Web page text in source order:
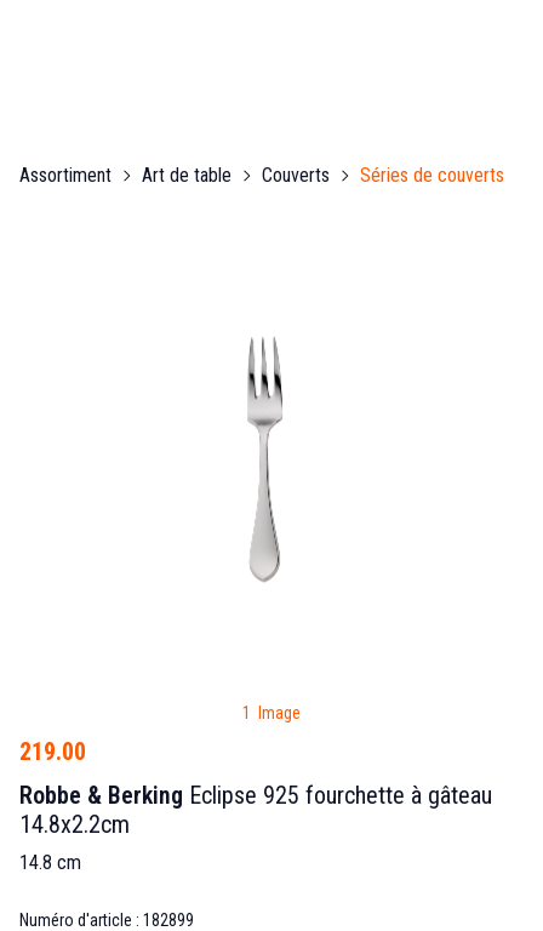
Assortiment Art de table Couverts Séries de couverts
1 Image
219.00
Robbe & Berking Eclipse 925 fourchette à gâteau
14.8x2.2cm
14.8 cm
Numéro d'article : 182899